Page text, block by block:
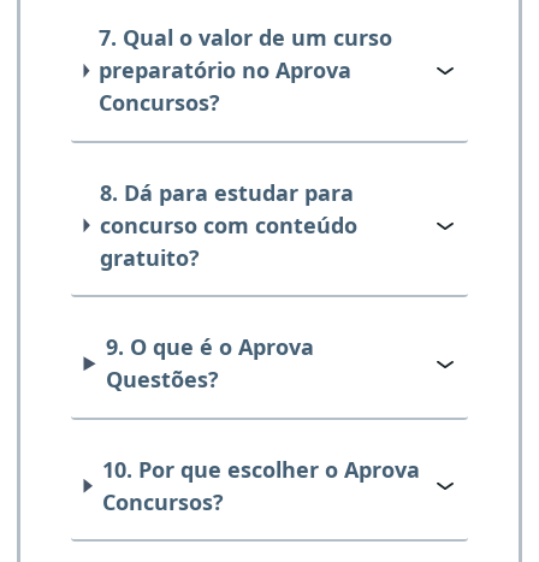
7. Qual o valor de um curso
preparatório no Aprova
Concursos?
8. Dá para estudar para
concurso com conteúdo
gratuito?
9. O que é o Aprova
Questões?
10. Por que escolher o Aprova
Concursos?